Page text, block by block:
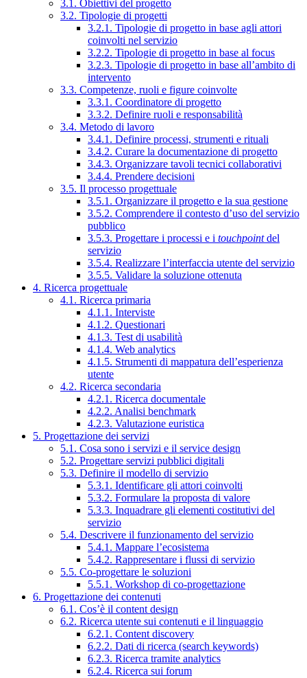
3.1. Obiettivi del progetto
3.2. Tipologie di progetti
3.2.1. Tipologie di progetto in base agli attori
coinvolti nel servizio
3.2.2. Tipologie di progetto in base al focus
3.2.3. Tipologie di progetto in base all’ambito di
intervento
3.3. Competenze, ruoli e figure coinvolte
3.3.1. Coordinatore di progetto
3.3.2. Definire ruoli e responsabilità
3.4. Metodo di lavoro
3.4.1. Definire processi, strumenti e rituali
3.4.2. Curare la documentazione di progetto
3.4.3. Organizzare tavoli tecnici collaborativi
3.4.4. Prendere decisioni
3.5. Il processo progettuale
3.5.1. Organizzare il progetto e la sua gestione
3.5.2. Comprendere il contesto d’uso del servizio
pubblico
3.5.3. Progettare i processi e i touchpointdel
servizio
3.5.4. Realizzare l’interfaccia utente del servizio
3.5.5. Validare la soluzione ottenuta
4. Ricerca progettuale
4.1. Ricerca primaria
4.1.1. Interviste
4.1.2. Questionari
4.1.3. Test di usabilità
4.1.4. Web analytics
4.1.5. Strumenti di mappatura dell’esperienza
utente
4.2. Ricerca secondaria
4.2.1. Ricerca documentale
4.2.2. Analisi benchmark
4.2.3. Valutazione euristica
5. Progettazione dei servizi
5.1. Cosa sono i servizi e il service design
5.2. Progettare servizi pubblici digitali
5.3. Definire il modello di servizio
5.3.1. Identificare gli attori coinvolti
5.3.2. Formulare la proposta di valore
5.3.3. Inquadrare gli elementi costitutivi del
servizio
5.4. Descrivere il funzionamento del servizio
5.4.1. Mappare l’ecosistema
5.4.2. Rappresentare i flussi di servizio
5.5. Co-progettare le soluzioni
5.5.1. Workshop di co-progettazione
6. Progettazione dei contenuti
6.1. Cos’è il content design
6.2. Ricerca utente sui contenuti e il linguaggio
6.2.1. Content discovery
6.2.2. Dati di ricerca (search keywords)
6.2.3. Ricerca tramite analytics
6.2.4. Ricerca sui forum